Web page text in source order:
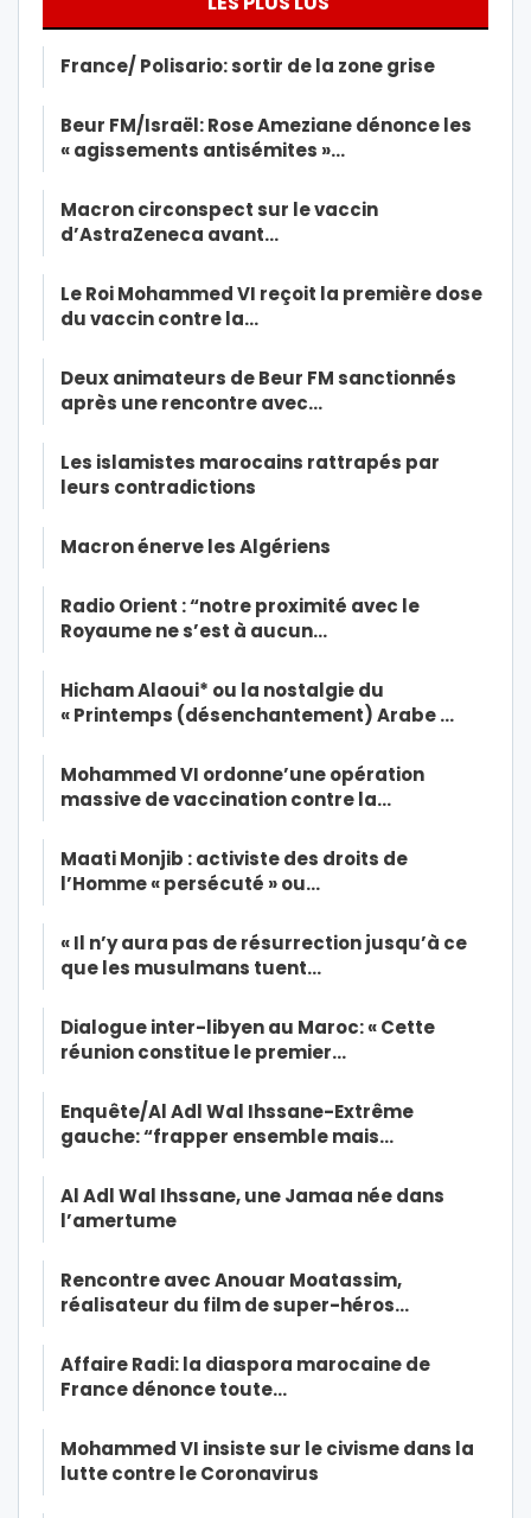
France/ Polisario: sortir de la zone grise
Beur FM/Israël: Rose Ameziane dénonce les
« agissements antisémites »…
Macron circonspect sur le vaccin
d’AstraZeneca avant…
Le Roi Mohammed VI reçoit la première dose
du vaccin contre la…
Deux animateurs de Beur FM sanctionnés
après une rencontre avec…
Les islamistes marocains rattrapés par
leurs contradictions
Macron énerve les Algériens
Radio Orient : “notre proximité avec le
Royaume ne s’est à aucun…
Hicham Alaoui* ou la nostalgie du
« Printemps (désenchantement) Arabe …
Mohammed VI ordonne’une opération
massive de vaccination contre la…
Maati Monjib : activiste des droits de
l’Homme « persécuté » ou…
« Il n’y aura pas de résurrection jusqu’à ce
que les musulmans tuent…
Dialogue inter-libyen au Maroc: « Cette
réunion constitue le premier…
Enquête/Al Adl Wal Ihssane-Extrême
gauche: “frapper ensemble mais…
Al Adl Wal Ihssane, une Jamaa née dans
l’amertume
Rencontre avec Anouar Moatassim,
réalisateur du film de super-héros…
Affaire Radi: la diaspora marocaine de
France dénonce toute…
Mohammed VI insiste sur le civisme dans la
lutte contre le Coronavirus